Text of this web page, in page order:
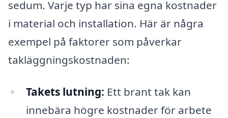
sedum. Varje typ har sina egna kostnader
i material och installation. Här är några
exempel på faktorer som påverkar
takläggningskostnaden:
Takets lutning: Ett brant tak kan
innebära högre kostnader för arbete